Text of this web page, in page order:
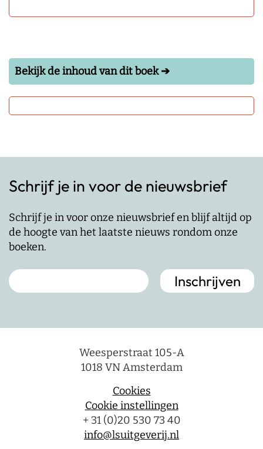
Bekijk de inhoud van dit boek ➔
Schrijf je in voor de nieuwsbrief
Schrijf je in voor onze nieuwsbrief en blijf altijd op
de hoogte van het laatste nieuws rondom onze
boeken.
Weesperstraat 105-A
1018 VN Amsterdam
Cookies
Cookie instellingen
+ 31 (0)20 530 73 40
info@lsuitgeverij.nl